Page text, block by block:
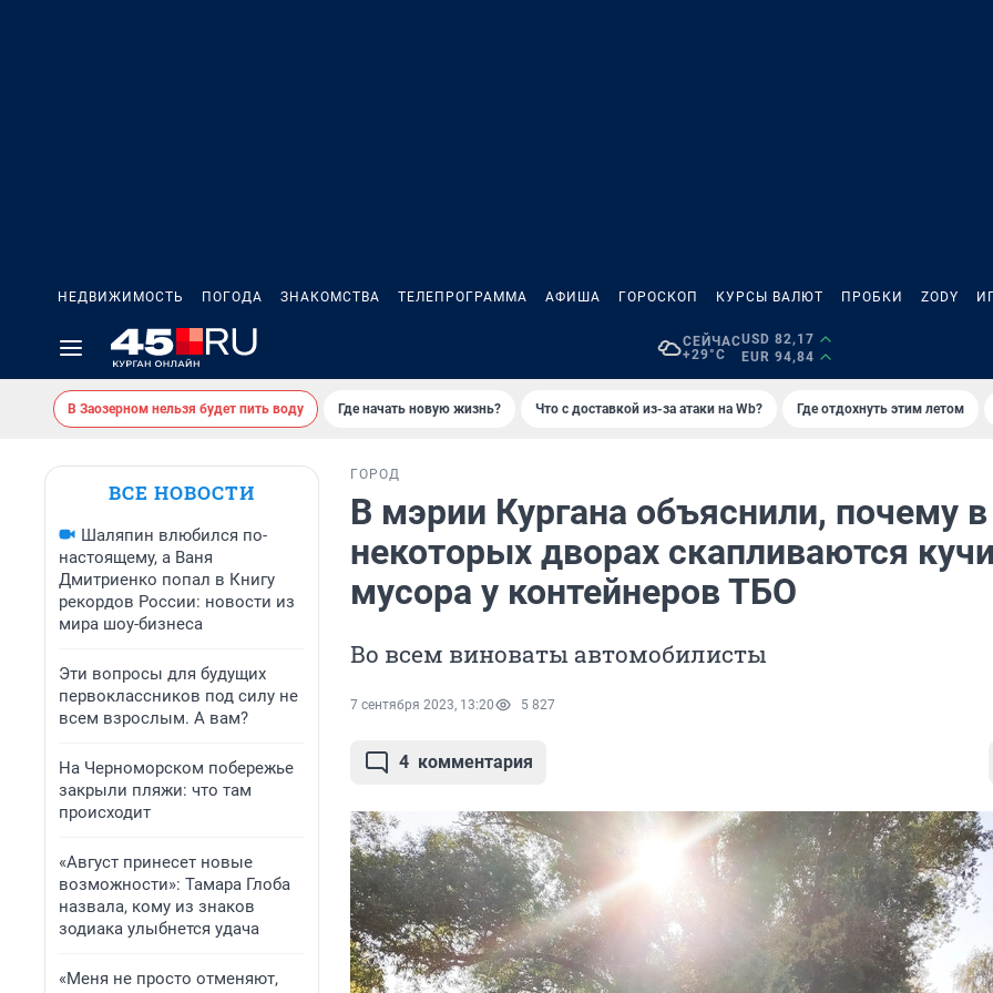
НЕДВИЖИМОСТЬ ПОГОДА ЗНАКОМСТВА ТЕЛЕПРОГРАММА АФИША ГОРОСКОП КУРСЫ ВАЛЮТ ПРОБКИ ZODY
СЕЙЧАС
+29°C
USD 82,17
EUR 94,84
В Заозерном нельзя будет пить воду Где начать новую жизнь? Что с доставкой из-за атаки на Wb? Где отдохнуть этим летом
ВСЕ НОВОСТИ
Шаляпин влюбился по-
настоящему, а Ваня
Дмитриенко попал в Книгу
рекордов России: новости из
мира шоу-бизнеса
Эти вопросы для будущих
первоклассников под силу не
всем взрослым. А вам?
На Черноморском побережье
закрыли пляжи: что там
происходит
«Август принесет новые
возможности»: Тамара Глоба
назвала, кому из знаков
зодиака улыбнется удача
«Меня не просто отменяют,
ГОРОД
В мэрии Кургана объяснили, почему в
некоторых дворах скапливаются
мусора у контейнеров ТБО
Во всем виноваты автомобилисты
7 сентября 2023, 13:20 5 827
4 комментария